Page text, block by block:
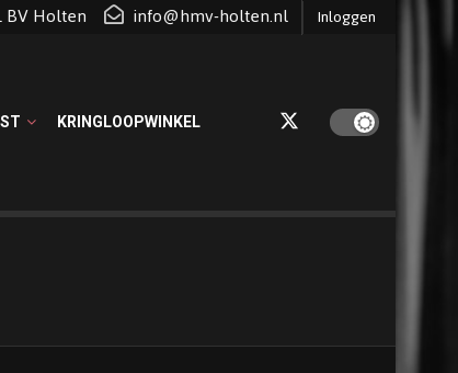
BV Holten info@hmv-holten.nl Inloggen
KRINGLOOPWINKEL